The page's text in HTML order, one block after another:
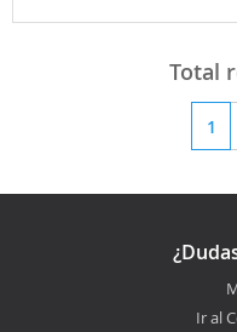
Total
1
Ir al